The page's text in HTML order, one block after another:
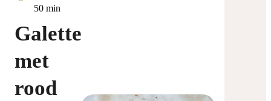
50minuten
min
Galette
met
rood